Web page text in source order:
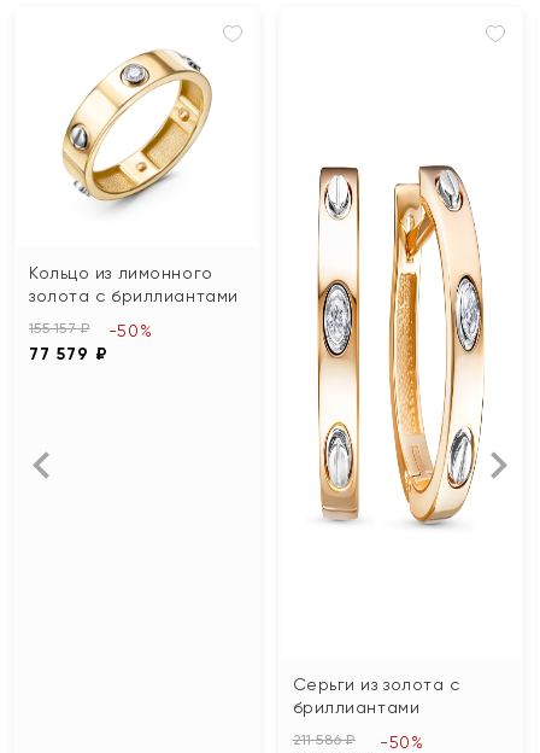
Кольцо из лимонного
золота с бриллиантами
155 157 ₽
77 579 ₽
-50%
Серьги из золота с
бриллиантами
211 586 ₽ -50%